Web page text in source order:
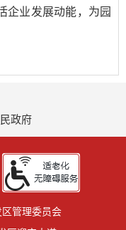
企业发展动能，为园
政府
管理委员会